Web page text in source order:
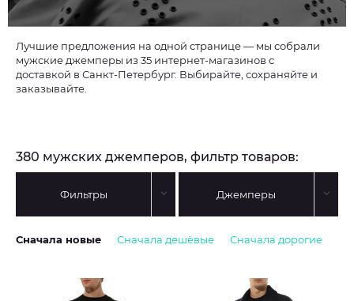
Лучшие предложения на одной странице — мы собрали
мужские джемперы из 35 интернет-магазинов с
доставкой в Санкт-Петербург. Выбирайте, сохраняйте и
заказывайте.
380 мужских джемперов, фильтр товаров:
Фильтры Джемперы
Сначала новые Сначала дешёвые Сначала дорогие